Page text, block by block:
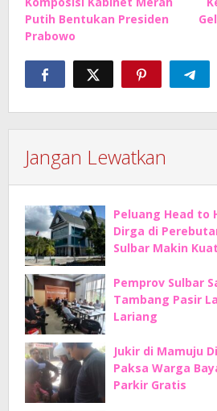
Putih Bentukan Presiden
Prabowo
Jangan Lewatkan
Peluang Head to
Dirga di
Sulbar Makin Kuat
Pemprov Sulbar
Tambang Pasir
Lariang
Jukir di Mamuju
Paksa Warga
Parkir Gratis